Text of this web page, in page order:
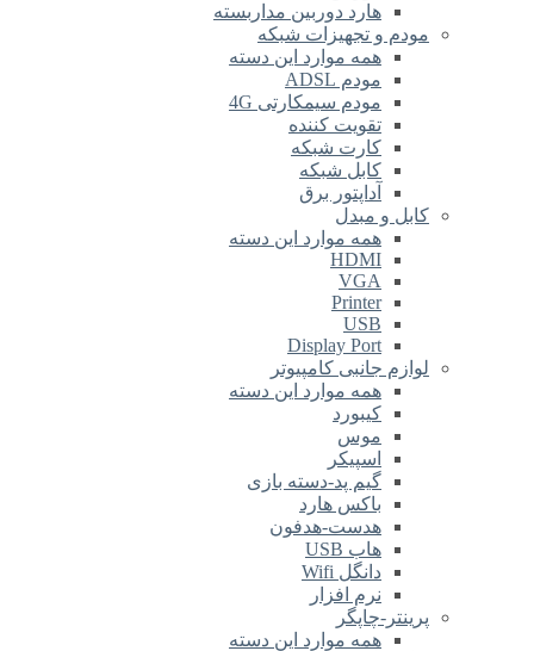
هارد دوربین مداربسته
مودم و تجهیزات شبکه
همه موارد این دسته
مودم ADSL
مودم سیمکارتی 4G
تقویت کننده
کارت شبکه
کابل شبکه
آداپتور برق
کابل و مبدل
همه موارد این دسته
HDMI
VGA
Printer
USB
Display Port
لوازم جانبی کامپیوتر
همه موارد این دسته
کیبورد
موس
اسپیکر
گیم پد-دسته بازی
باکس هارد
هدست-هدفون
هاب USB
دانگل Wifi
نرم افزار
پرینتر-چاپگر
همه موارد این دسته